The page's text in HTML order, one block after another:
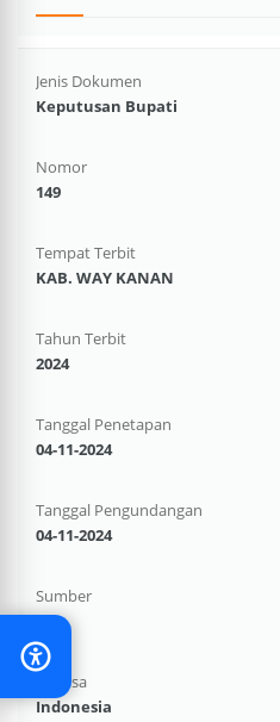
Jenis Dokumen
Keputusan Bupati
Nomor
149
Tempat Terbit
KAB. WAY KANAN
Tahun Terbit
2024
Tanggal Penetapan
04-11-2024
Tanggal Pengundangan
04-11-2024
Sumber
-
Bahasa
Indonesia